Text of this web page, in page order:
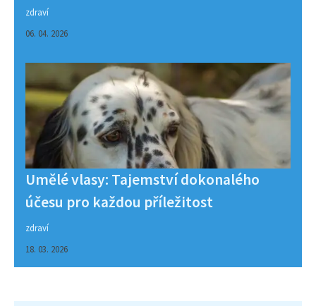
zdraví
06. 04. 2026
Umělé vlasy: Tajemství dokonalého
účesu pro každou příležitost
zdraví
18. 03. 2026